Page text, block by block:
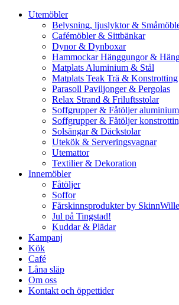
Utemöbler
Belysning, ljuslyktor &
Cafémöbler & Sittbänkar
Dynor & Dynboxar
Hammockar Hänggungor &
Matplats Aluminium & Stål
Matplats Teak Trä & Konstrotting
Parasoll Paviljonger & Pergolas
Relax Strand & Friluftsstolar
Soffgrupper & Fåtöljer
Soffgrupper & Fåtöljer
Solsängar & Däckstolar
Utekök & Serveringsvagnar
Utemattor
Textilier & Dekoration
Innemöbler
Fåtöljer
Soffor
Fårskinnsprodukter by SkinnWille
Jul på Tingstad!
Kuddar & Plädar
Kampanj
Kök
Café
Låna släp
Om oss
Kontakt och öppettider